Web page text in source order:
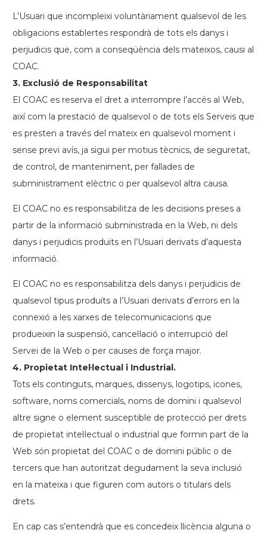
L’Usuari que incompleixi voluntàriament qualsevol de les
obligacions establertes respondrà de tots els danys i
perjudicis que, com a conseqüència dels mateixos, causi al
COAC.
3. Exclusió de Responsabilitat
El COAC es reserva el dret a interrompre l’accés al Web,
així com la prestació de qualsevol o de tots els Serveis que
es presten a través del mateix en qualsevol moment i
sense previ avís, ja sigui per motius tècnics, de seguretat,
de control, de manteniment, per fallades de
subministrament elèctric o per qualsevol altra causa.
El COAC no es responsabilitza de les decisions preses a
partir de la informació subministrada en la Web, ni dels
danys i perjudicis produïts en l’Usuari derivats d’aquesta
informació.
El COAC no es responsabilitza dels danys i perjudicis de
qualsevol tipus produïts a l’Usuari derivats d’errors en la
connexió a les xarxes de telecomunicacions que
produeixin la suspensió, cancel·lació o interrupció del
Servei de la Web o per causes de força major.
4. Propietat Intel·lectual i Industrial.
Tots els continguts, marques, dissenys, logotips, icones,
software, noms comercials, noms de domini i qualsevol
altre signe o element susceptible de protecció per drets
de propietat intel·lectual o industrial que formin part de la
Web són propietat del COAC o de domini públic o de
tercers que han autoritzat degudament la seva inclusió
en la mateixa i que figuren com autors o titulars dels
drets.
En cap cas s’entendrà que es concedeix llicència alguna o